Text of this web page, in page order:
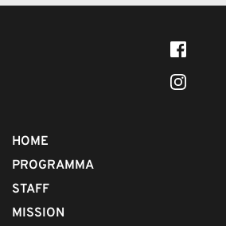
HOME
PROGRAMMA
STAFF
MISSION